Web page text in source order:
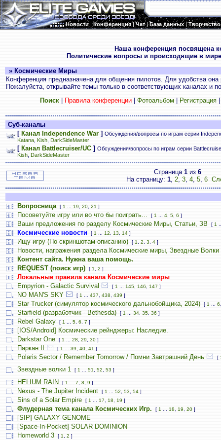
Новости|Конференция|Чат|База данных|Творчество
Наша конференция посвящена
Политические вопросы и происходящие в
» Космические Миры
Конференция предназначена для общения пилотов. Для удобства
Пожалуйста, открывайте темы только в соответствующих каналах и
Поиск| Правила конференции| Фотоальбом Регистрация
Суб-каналы
[ Канал Independence War ] Обсуждения/вопросы по играм серии
Katana Kish DarkSideMaster
[ Канал Battlecruiser/UC ] Обсуждения/вопросы по играм серии
Kish DarkSideMaster
Страница 1 из 6
На страницу: 1, 2, 3, 4, 5, 6
Вопросница [ 1 19 20 21 ]
Посоветуйте игру или во что бы поиграть... [ 1 4 5 6 ]
Ваши предложения по разделу Космические Миры, Статьи, ЗВ [ 1
Космические новости [ 1 12 13 14 ]
Ищу игру (По скриншотам-описанию) [ 1 2 3 4 ]
Новости, награжения раздела Космические миры, Звездные Волки
Контент сайта. Нужна ваша помощь.
REQUEST (поиск игр)
[ 1 2 ]
Локальные правила канала Космические миры
Empyrion - Galactic Survival
[ 1 145 146 147 ]
NO MAN'S SKY [ 1 437 438 439 ]
Star Trucker (симулятор космического дальнобойщика, 2024) [ 1 6
Starfield (разработчик - Bethesda) [ 1 34 35 36 ]
Rebel Galaxy [ 1 5 6 7 ]
[IOS/Android] Космические рейнджеры: Наследие.
Darkstar One
[ 1 28 29 30 ]
Паркан II [ 1 39 40 41 ]
Polaris Sector / Remember Tomorrow / Помни Завтрашний День [
Звездные волки 1 [ 1 51 52 53 ]
HELIUM RAIN [ 1 7 8 9 ]
Nexus - The Jupiter Incident [ 1 52 53 54 ]
Sins of a Solar Empire [ 1 17 18 19 ]
Флудерная тема канала Космических Игр. [ 1 18 19 20 ]
[SIP] GALAXY GENOME
[Space-In-Pocket] SOLAR DOMINION
Homeworld 3
[ 1 2 ]